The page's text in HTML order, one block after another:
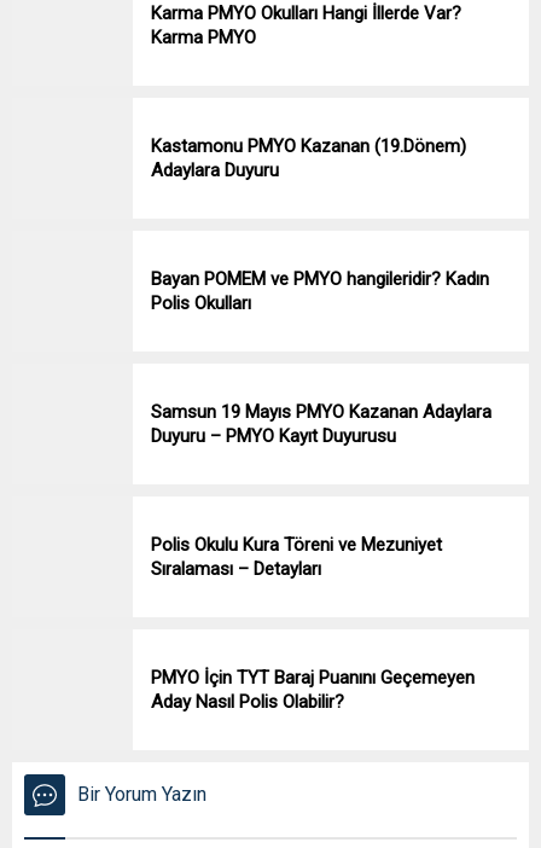
Karma PMYO Okulları Hangi İllerde Var?
Karma PMYO
Kastamonu PMYO Kazanan (19.Dönem)
Adaylara Duyuru
Bayan POMEM ve PMYO hangileridir? Kadın
Polis Okulları
Samsun 19 Mayıs PMYO Kazanan Adaylara
Duyuru – PMYO Kayıt Duyurusu
Polis Okulu Kura Töreni ve Mezuniyet
Sıralaması – Detayları
PMYO İçin TYT Baraj Puanını Geçemeyen
Aday Nasıl Polis Olabilir?
Bir Yorum Yazın